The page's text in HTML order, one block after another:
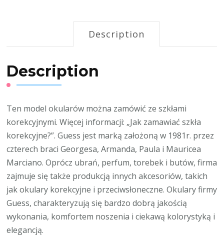
Description
Description
Ten model okularów można zamówić ze szkłami
korekcyjnymi. Więcej informacji: „Jak zamawiać szkła
korekcyjne?”. Guess jest marką założoną w 1981r. przez
czterech braci Georgesa, Armanda, Paula i Mauricea
Marciano. Oprócz ubrań, perfum, torebek i butów, firma
zajmuje się także produkcją innych akcesoriów, takich
jak okulary korekcyjne i przeciwsłoneczne. Okulary firmy
Guess, charakteryzują się bardzo dobrą jakością
wykonania, komfortem noszenia i ciekawą kolorystyką i
elegancją.